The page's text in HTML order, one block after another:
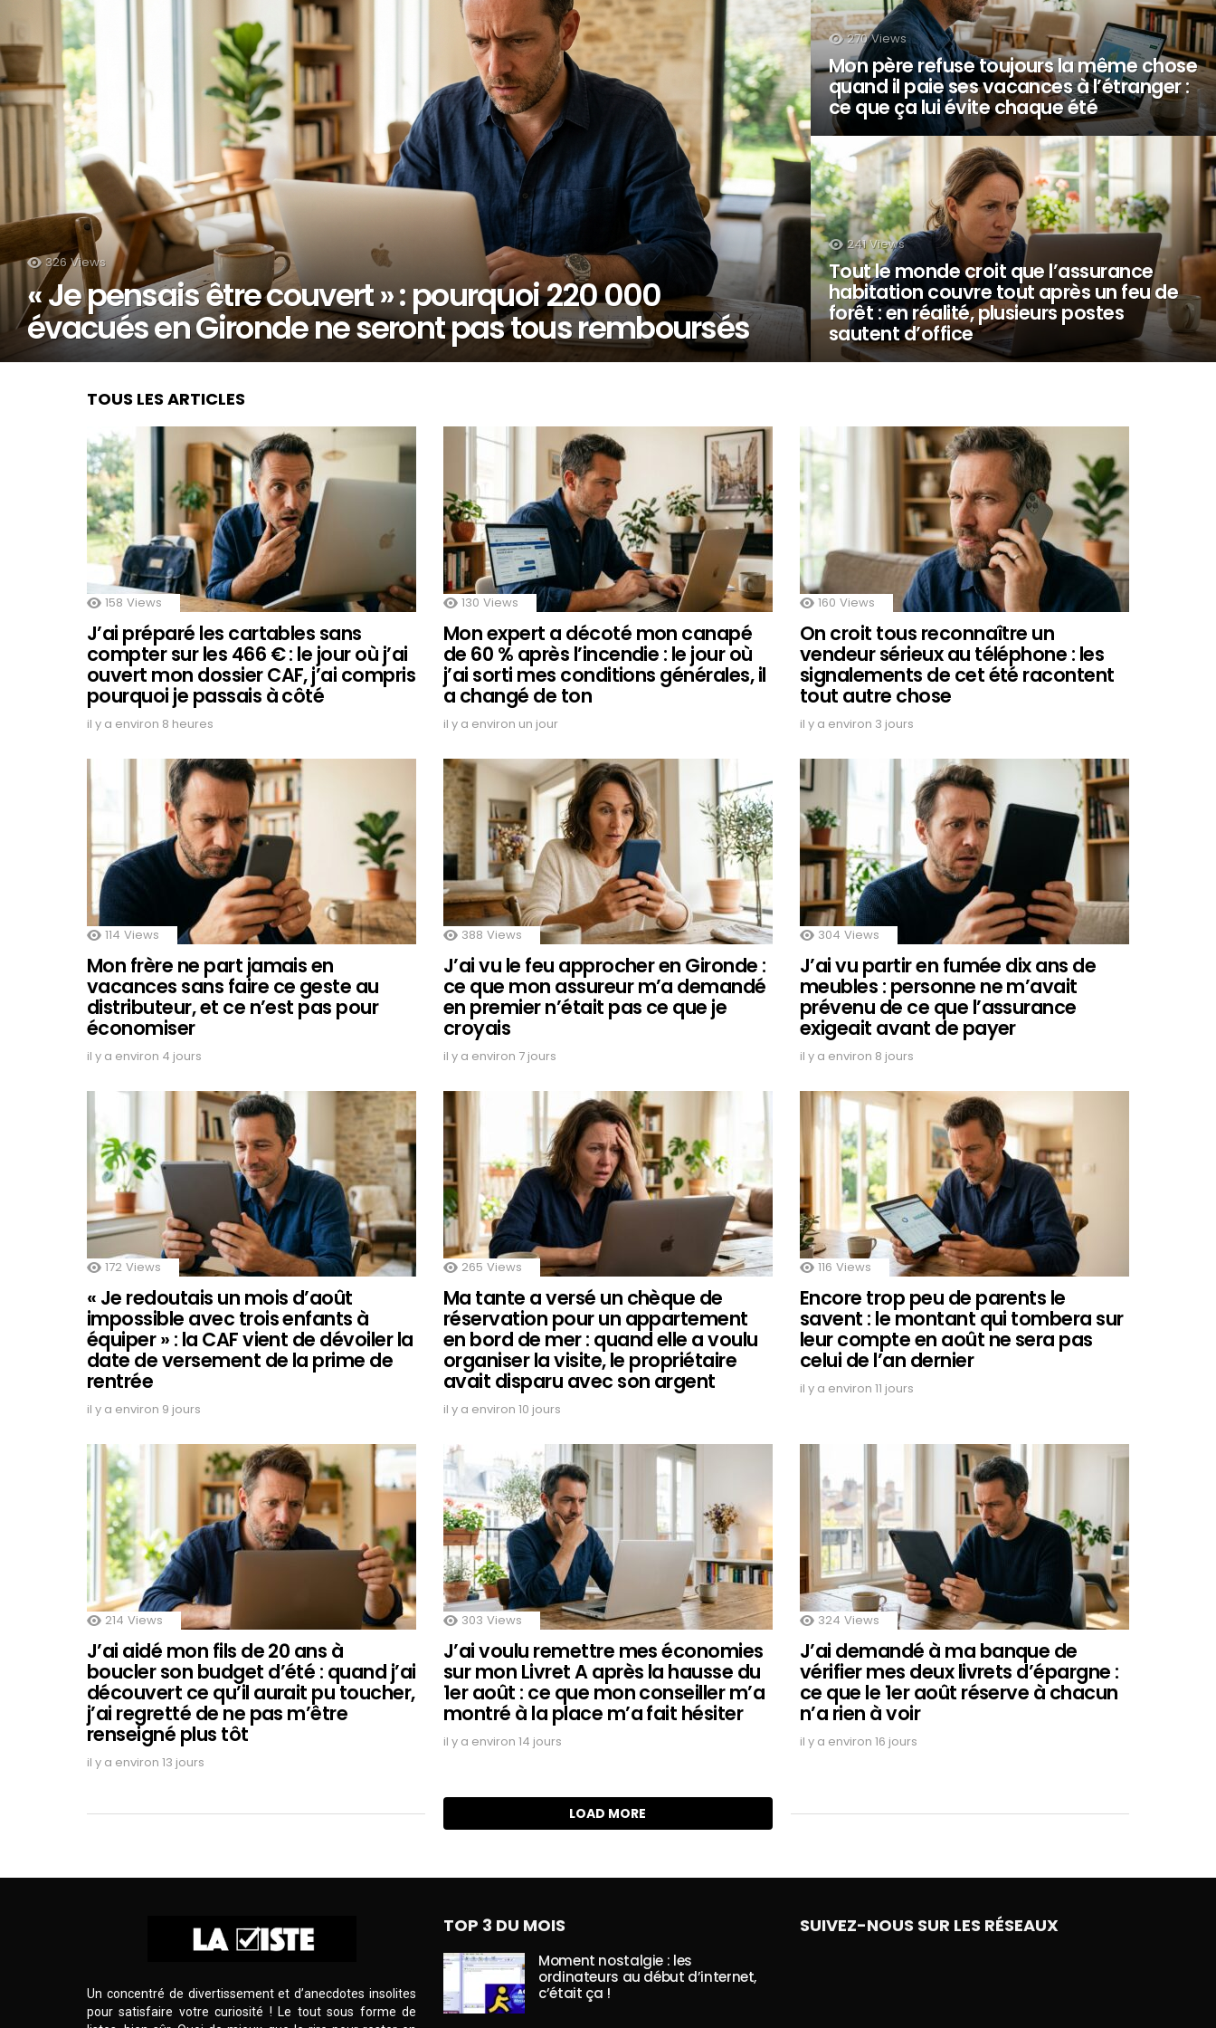
326 Views
« Je pensais être couvert » : pourquoi 220 000
évacués en Gironde ne seront pas tous remboursés
270 Views
Mon père refuse toujours la même chose
quand il paie ses vacances à l’étranger :
ce que ça lui évite chaque été
241 Views
Tout le monde croit que l’assurance
habitation couvre tout après un feu de
forêt : en réalité, plusieurs postes
sautent d’office
TOUS LES ARTICLES
158 Views
J’ai préparé les cartables sans
compter sur les 466 € : le jour où j’ai
ouvert mon dossier CAF, j’ai compris
pourquoi je passais à côté
il y a environ 8 heures
130 Views
Mon expert a décoté mon canapé
de 60 % après l’incendie : le jour où
j’ai sorti mes conditions générales, il
a changé de ton
il y a environ un jour
160 Views
On croit tous reconnaître un
vendeur sérieux au téléphone : les
signalements de cet été racontent
tout autre chose
il y a environ 3 jours
114 Views
Mon frère ne part jamais en
vacances sans faire ce geste au
distributeur, et ce n’est pas pour
économiser
il y a environ 4 jours
388 Views
J’ai vu le feu approcher en Gironde :
ce que mon assureur m’a demandé
en premier n’était pas ce que je
croyais
il y a environ 7 jours
304 Views
J’ai vu partir en fumée dix ans de
meubles : personne ne m’avait
prévenu de ce que l’assurance
exigeait avant de payer
il y a environ 8 jours
172 Views
« Je redoutais un mois d’août
impossible avec trois enfants à
équiper » : la CAF vient de dévoiler la
date de versement de la prime de
rentrée
il y a environ 9 jours
265 Views
Ma tante a versé un chèque de
réservation pour un appartement
en bord de mer : quand elle a voulu
organiser la visite, le propriétaire
avait disparu avec son argent
il y a environ 10 jours
116 Views
Encore trop peu de parents le
savent : le montant qui tombera sur
leur compte en août ne sera pas
celui de l’an dernier
il y a environ 11 jours
214 Views
J’ai aidé mon fils de 20 ans à
boucler son budget d’été : quand j’ai
découvert ce qu’il aurait pu toucher,
j’ai regretté de ne pas m’être
renseigné plus tôt
il y a environ 13 jours
303 Views
J’ai voulu remettre mes économies
sur mon Livret A après la hausse du
1er août : ce que mon conseiller m’a
montré à la place m’a fait hésiter
il y a environ 14 jours
324 Views
J’ai demandé à ma banque de
vérifier mes deux livrets d’épargne :
ce que le 1er août réserve à chacun
n’a rien à voir
il y a environ 16 jours
LOAD MORE
Un concentré de divertissement et d’anecdotes insolites
pour satisfaire votre curiosité ! Le tout sous forme de
TOP 3 DU MOIS
Moment nostalgie : les
ordinateurs au début d’internet,
c’était ça !
SUIVEZ-NOUS SUR LES RÉSEAUX